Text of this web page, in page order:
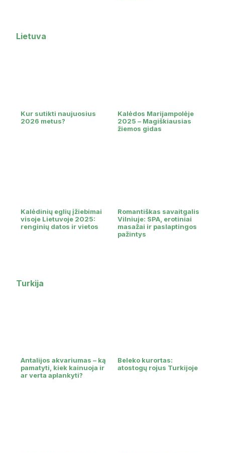
Lietuva
Kur sutikti naujuosius
2026 metus?
Kalėdos Marijampolėje
2025 – Magiškiausias
žiemos gidas
Kalėdinių eglių įžiebimai
visoje Lietuvoje 2025:
renginių datos ir vietos
Romantiškas savaitgalis
Vilniuje: SPA, erotiniai
masažai ir paslaptingos
pažintys
Turkija
Antalijos akvariumas – ką
pamatyti, kiek kainuoja ir
ar verta aplankyti?
Beleko kurortas:
atostogų rojus Turkijoje